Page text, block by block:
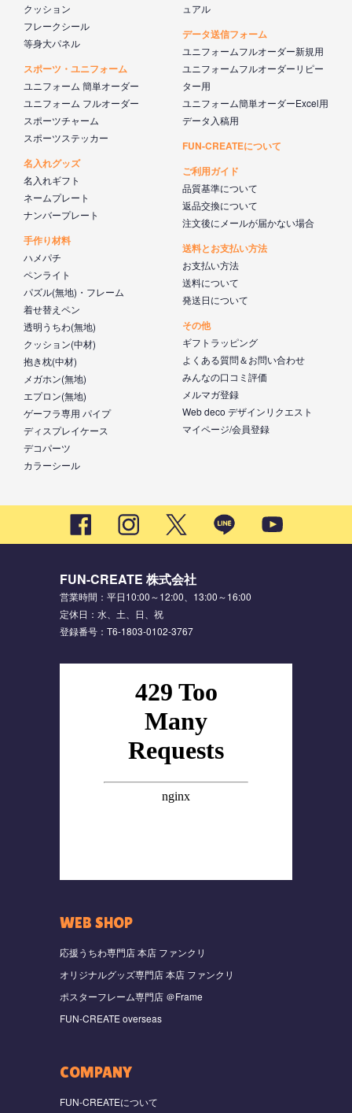
クッション
フレークシール
等身大パネル
スポーツ・ユニフォーム
ユニフォーム 簡単オーダー
ユニフォーム フルオーダー
スポーツチャーム
スポーツステッカー
名入れグッズ
名入れギフト
ネームプレート
ナンバープレート
手作り材料
ハメパチ
ペンライト
パズル(無地)・フレーム
着せ替えペン
透明うちわ(無地)
クッション(中材)
抱き枕(中材)
メガホン(無地)
エプロン(無地)
ゲーフラ専用 パイプ
ディスプレイケース
デコパーツ
カラーシール
ュアル
データ送信フォーム
ユニフォームフルオーダー新規用
ユニフォームフルオーダーリピー
ター用
ユニフォーム簡単オーダーExcel用
データ入稿用
FUN-CREATEについて
ご利用ガイド
品質基準について
返品交換について
注文後にメールが届かない場合
送料とお支払い方法
お支払い方法
送料について
発送日について
その他
ギフトラッピング
よくある質問＆お問い合わせ
みんなの口コミ評価
メルマガ登録
Web deco デザインリクエスト
マイページ/会員登録
FUN-CREATE 株式会社
営業時間：平日10:00～12:00、13:00～16:00
定休日：水、土、日、祝
登録番号：T6-1803-0102-3767
WEB SHOP
応援うちわ専門店 本店 ファンクリ
オリジナルグッズ専門店 本店 ファンクリ
ポスターフレーム専門店 ＠Frame
FUN-CREATE overseas
COMPANY
FUN-CREATEについて